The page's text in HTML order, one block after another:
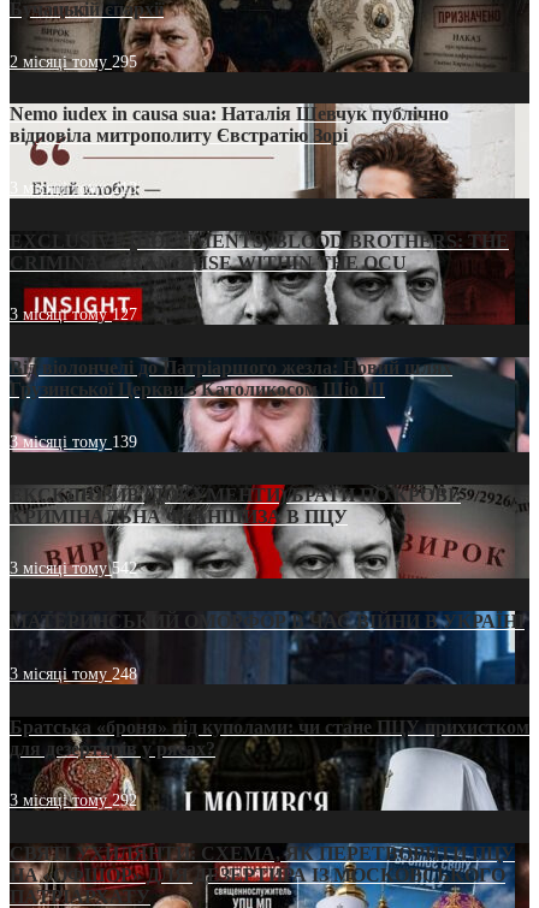
Бучацькій єпархії
2 місяці тому 295
Nemo iudex in causa sua: Наталія Шевчук публічно
відповіла митрополиту Євстратію Зорі
3 місяці тому213
EXCLUSIVE (DOCUMENTS)/BLOOD BROTHERS: THE
CRIMINAL FRANCHISE WITHIN THE OCU
3 місяці тому127
Від віолончелі до Патріаршого жезла: Новий шлях
Грузинської Церкви з Католикосом Шіо III
3 місяці тому 139
ЕКСКЛЮЗИВ (ДОКУМЕНТИ)/БРАТИ ПО КРОВІ:
КРИМІНАЛЬНА ФРАНШИЗА В ПЦУ
3 місяці тому542
МАТЕРИНСЬКИЙ ОМОРФОР В ЧАС ВІЙНИ В УКРАЇНІ
3 місяці тому248
Братська «броня» під куполами: чи стане ПЦУ прихистком
для дезертирів у рясах?
3 місяці тому292
СВЯТІ УХИЛЯНТИ: СХЕМА, ЯК ПЕРЕТВОРИТИ ПЦУ
НА «ОФШОР» ДЛЯ ДЕЗЕРТИРА ІЗ МОСКОВСЬКОГО
ПАТРІАРХАТУ